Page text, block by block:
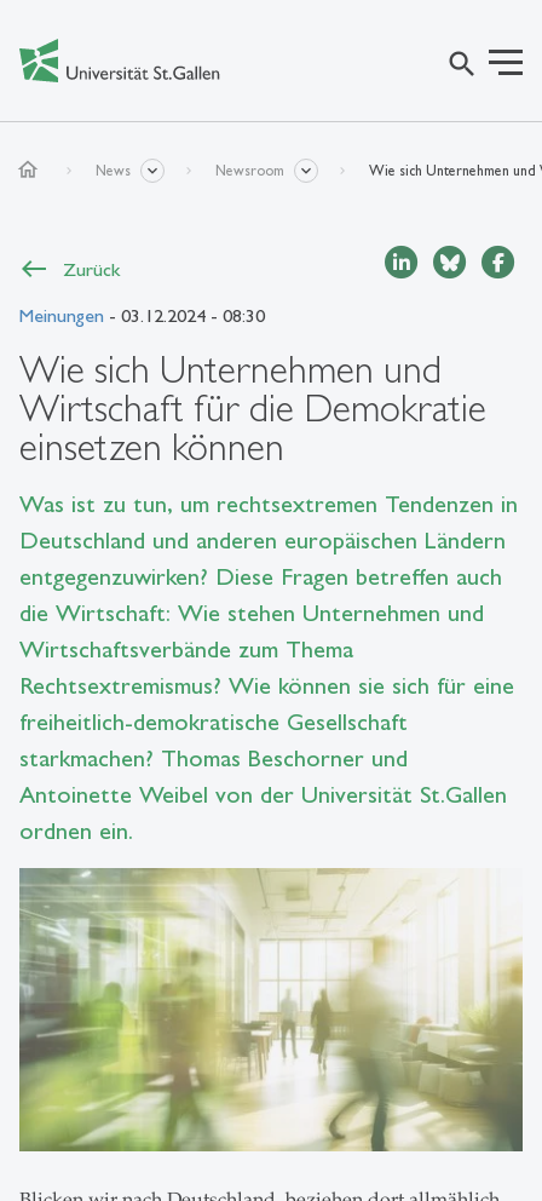
search
home News Newsroom Wie sich Unternehmen
Zurück
Meinungen - 03.12.2024 - 08:30
Wie sich Unternehmen und
Wirtschaft für die Demokratie
einsetzen können
Was ist zu tun, um rechtsextremen Tendenzen in
Deutschland und anderen europäischen Ländern
entgegenzuwirken? Diese Fragen betreffen auch
die Wirtschaft: Wie stehen Unternehmen und
Wirtschaftsverbände zum Thema
Rechtsextremismus? Wie können sie sich für eine
freiheitlich-demokratische Gesellschaft
starkmachen? Thomas Beschorner und
Antoinette Weibel von der Universität St.Gallen
ordnen ein.